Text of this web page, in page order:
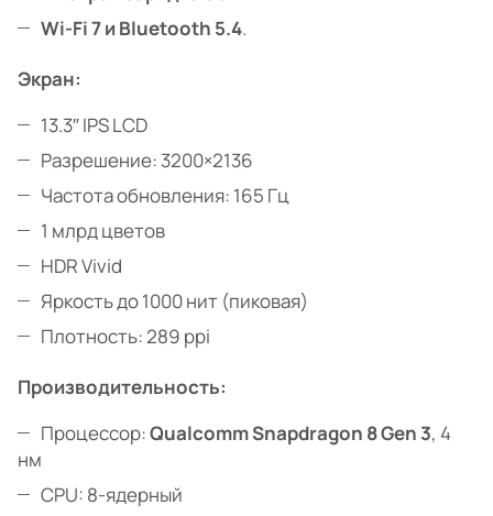
Wi-Fi 7 и Bluetooth 5.4.
Экран:
13.3″ IPS LCD
Разрешение: 3200×2136
Частота обновления: 165 Гц
1 млрд цветов
HDR Vivid
Яркость до 1000 нит (пиковая)
Плотность: 289 ppi
Производительность:
Процессор:Qualcomm Snapdragon 8 Gen 3, 4
нм
CPU: 8-ядерный